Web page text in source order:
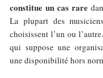
constitue un cas rare
La plupart des
choisissent l’un ou
qui suppose une
une disponibilité hors